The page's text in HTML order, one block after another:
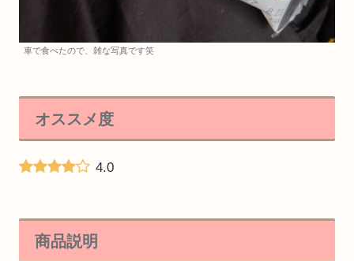
車で食べたので、雑な写真です笑
オススメ度
4.0
商品説明